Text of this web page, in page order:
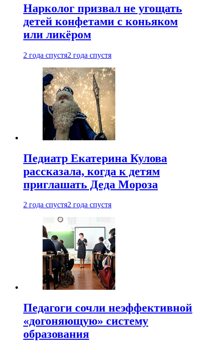
Нарколог призвал не угощать
детей конфетами с коньяком
или ликёром
2 года спустя2 года спустя
Педиатр Екатерина Кулова
рассказала, когда к детям
приглашать Деда Мороза
2 года спустя2 года спустя
Педагоги сочли неэффективной
«догоняющую» систему
образования